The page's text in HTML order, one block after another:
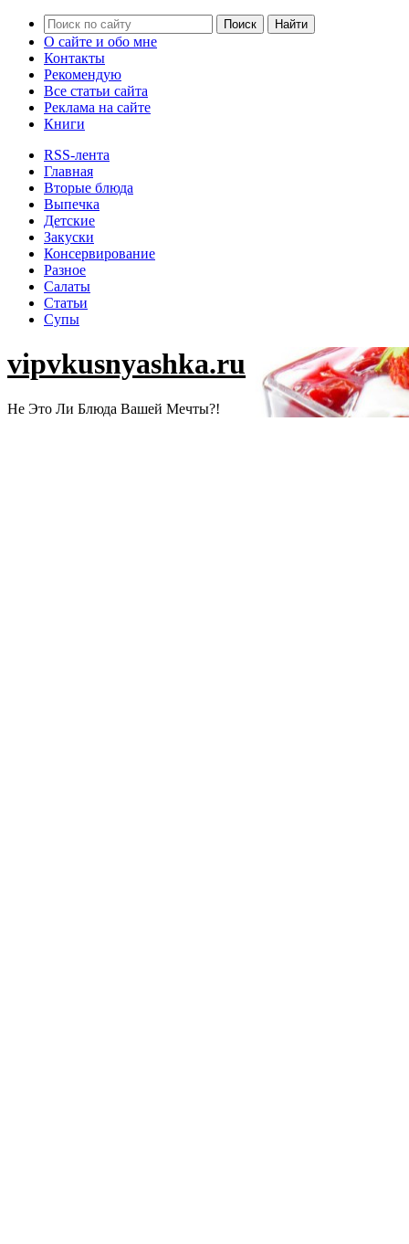
О сайте и обо мне
Контакты
Рекомендую
Все статьи сайта
Реклама на сайте
Книги
RSS-лента
Главная
Вторые блюда
Выпечка
Детские
Закуски
Консервирование
Разное
Салаты
Статьи
Супы
vipvkusnyashka.ru
Не Это Ли Блюда Вашей Мечты?!